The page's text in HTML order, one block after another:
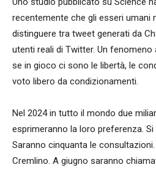
recentemente che gli esseri umani
distinguere tra tweet generati da
utenti reali di Twitter. Un
se in gioco ci sono le libertà, le
voto libero da condizionamenti.
Nel 2024 in tutto il mondo due
esprimeranno la loro preferenza. Si
Saranno cinquanta le
Cremlino. A giugno saranno